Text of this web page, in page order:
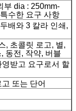
부 dia : 250mm-
수한 요구 사항
배와 3 칼라 인쇄,
, 초콜릿 로고, 별,
동전, 작약, 버블
받고 요구로서 할
또는 단어